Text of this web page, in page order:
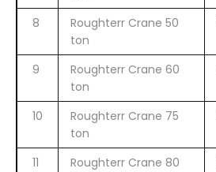
8
Roughterr Crane 50
ton
9
Roughterr Crane 60
ton
10
Roughterr Crane 75
ton
11
Roughterr Crane 80